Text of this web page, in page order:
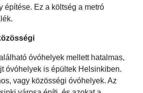
építése. Ez a költség a metró
óvóhelyek mellett hatalmas,
óvóhelyek is épültek Helsinkiben.
vagy közösségi óvóhelyek. Az